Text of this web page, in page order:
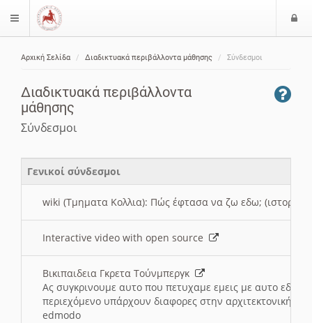
$langMenu
Αρχική Σελίδα Διαδικτυακά περιβάλλοντα μάθησης Σύνδεσμοι
Διαδικτυακά περιβάλλοντα
μάθησης
Σύνδεσμοι
Γενικοί σύνδεσμοι
wiki (Τμηματα Κολλια): Πώς έφτασα να ζω εδω; (ιστορια)
Interactive video with open source
Βικιπαιδεια Γκρετα Τούνμπεργκ
Ας συγκρινουμε αυτο που πετυχαμε εμεις με αυτο εδω
περιεχόμενο υπάρχουν διαφορες στην αρχιτεκτονική
edmodo